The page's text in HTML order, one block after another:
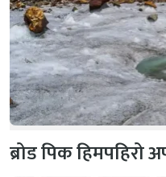
ब्रोड पिक